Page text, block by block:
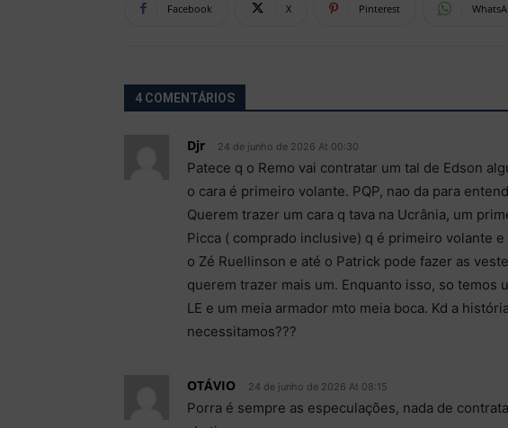
Facebook X Pinterest
4 COMENTÁRIOS
Djr 24 de junho de 2026 At 00:30
Patece q o Remo vai contratar um tal de Edson
o cara é primeiro volante. PQP, nao da para
Querem trazer um cara q tava na Ucrânia, um
Picca ( comprado inclusive) q é primeiro volante
o Zé Ruellinson e até o Patrick pode fazer as
querem trazer mais um. Enquanto isso, so temos
LE e um meia armador mto meia boca. Kd a
necessitamos???
OTÁVIO 24 de junho de 2026 At 08:15
Porra é sempre as especulações, nada de